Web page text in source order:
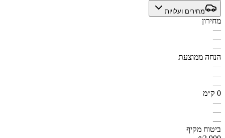
מחירים ועלויות
מחירון
—
—
—
הנחה ממוצעת
—
—
—
0 ק״מ
—
—
—
ביטוח מקיף